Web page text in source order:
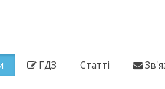
ГДЗ Статті